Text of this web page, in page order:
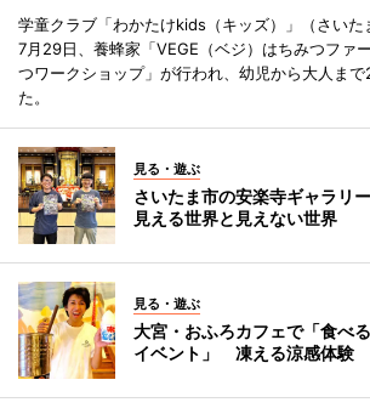
学童クラブ「わかたけkids（キッズ）」（さいた
7月29日、養蜂家「VEGE（ベジ）はちみつファ
つワークショップ」が行われ、幼児から大人ま
た。
見る・遊ぶ
さいたま市の安楽寺ギャラリ
見える世界と見えない世界
見る・遊ぶ
大宮・おふろカフェで「食べ
イベント」 凍える涼感体験